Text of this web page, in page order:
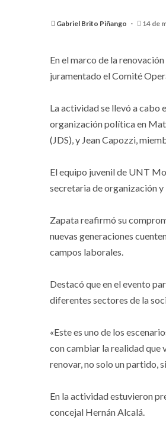
Gabriel Brito Piñango 14 de
En el marco de la
juramentado el Comité
La actividad se llevó a cabo
organización política en
(JDS), y Jean Capozzi,
El equipo juvenil de UNT
secretaria de organización
Zapata reafirmó su
nuevas generaciones
campos laborales.
Destacó que en el evento
diferentes sectores de la
«Este es uno de los
con cambiar la realidad que
renovar, no solo un partido,
En la actividad estuvieron
concejal Hernán Alcalá.